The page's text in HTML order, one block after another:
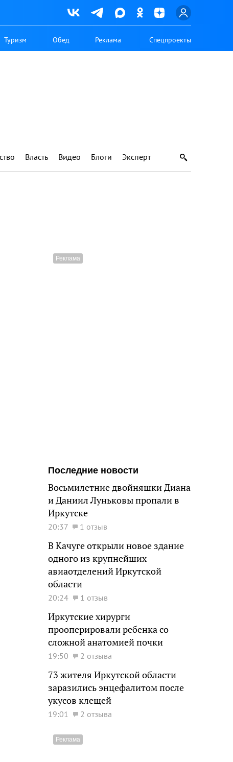
Туризм Обед Реклама Спецпроекты
Власть Видео Блоги Эксперт
Последние новости
Восьмилетние двойняшки Диана
и Даниил Луньковы пропали в
Иркутске
20:37 1 отзыв
В Качуге открыли новое здание
одного из крупнейших
авиаотделений Иркутской
области
20:24 1 отзыв
Иркутские хирурги
прооперировали ребенка со
сложной анатомией почки
19:50 2 отзыва
73 жителя Иркутской области
заразились энцефалитом после
укусов клещей
19:01 2 отзыва